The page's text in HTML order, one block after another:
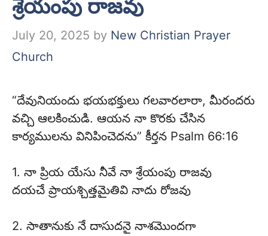
శ్రేయంపు రాజవు
July 20, 2025 by New Christian Prayer
Church
“దేవునియందు భయభక్తులు గలవారలారా, మీరందరు
వచ్చి ఆలకించుడి. ఆయన నా కొరకు చేసిన
కార్యములను వినిపించెదను” కీర్తన Psalm 66:16
1. నా ప్రియ యేసు నీవే నా శ్రేయంపు రాజవు
దయచే ప్రాయశ్చిత్తమైతివి నాదు రోజవు
2. సాతానుకు నే దాసుదనై నాశమొందగా